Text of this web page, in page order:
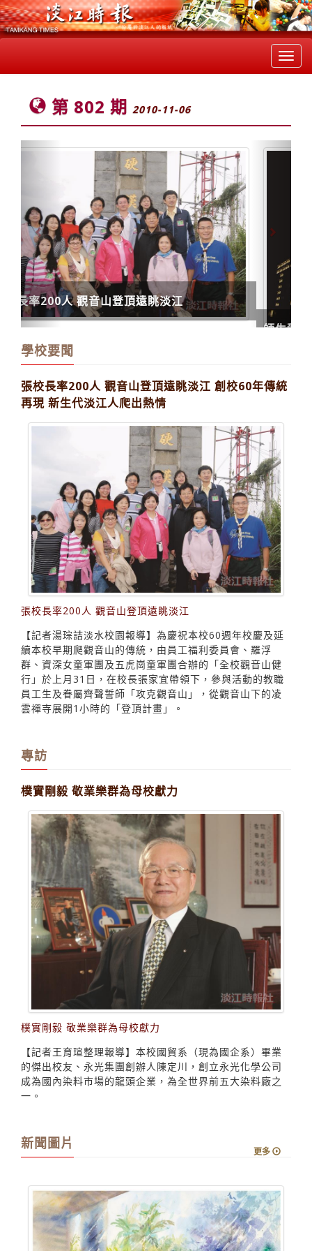
第 802 期 2010-11-06
師生賀校慶 TKU60閃耀蘭陽
Previous Next
張校長率200人 觀音山登頂遠眺淡江 創校60年傳統
再現 新生代淡江人爬出熱情
張校長率200人 觀音山登頂遠眺淡江
【記者湯琮詰淡水校園報導】為慶祝本校60週年校慶及延
續本校早期爬觀音山的傳統，由員工福利委員會、羅浮
群、資深女童軍團及五虎崗童軍團合辦的「全校觀音山健
行」於上月31日，在校長張家宜帶領下，參與活動的教職
員工生及眷屬齊聲誓師「攻克觀音山」，從觀音山下的凌
樸實剛毅 敬業樂群為母校獻力
樸實剛毅 敬業樂群為母校獻力
【記者王育瑄整理報導】本校國貿系（現為國企系）畢業
的傑出校友、永光集團創辦人陳定川，創立永光化學公司